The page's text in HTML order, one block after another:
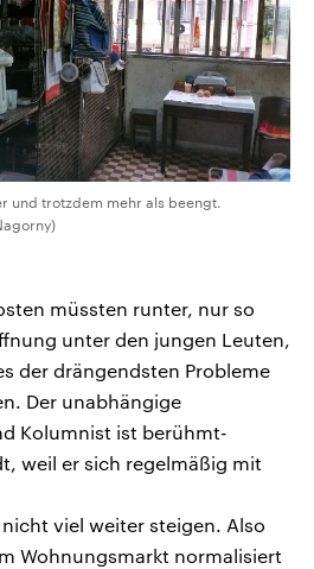
und trotzdem mehr als beengt.
müssten runter, nur so
unter den jungen Leuten,
der drängendsten Probleme
Der unabhängige
Kolumnist ist berühmt-
weil er sich regelmäßig mit
nicht viel weiter steigen. Also
Wohnungsmarkt normalisiert